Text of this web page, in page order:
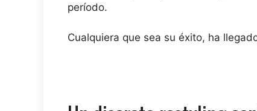
período.
Cualquiera que sea su éxito, ha